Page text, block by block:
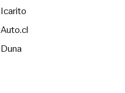
Icarito
Auto.cl
DunaOpens in new window